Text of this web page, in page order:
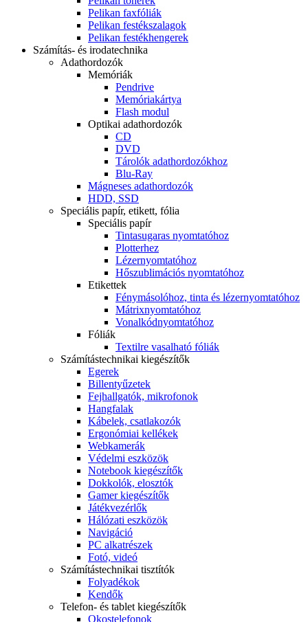
Pelikan faxfóliák
Pelikan festékszalagok
Pelikan festékhengerek
Számítás- és irodatechnika
Adathordozók
Memóriák
Pendrive
Memóriakártya
Flash modul
Optikai adathordozók
CD
DVD
Tárolók adathordozókhoz
Blu-Ray
Mágneses adathordozók
HDD, SSD
Speciális papír, etikett, fólia
Speciális papír
Tintasugaras nyomtatóhoz
Plotterhez
Lézernyomtatóhoz
Hőszublimációs nyomtatóhoz
Etikettek
Fénymásolóhoz, tinta és lézernyomtatóhoz
Mátrixnyomtatóhoz
Vonalkódnyomtatóhoz
Fóliák
Textilre vasalható fóliák
Számítástechnikai kiegészítők
Egerek
Billentyűzetek
Fejhallgatók, mikrofonok
Hangfalak
Kábelek, csatlakozók
Ergonómiai kellékek
Webkamerák
Védelmi eszközök
Notebook kiegészítők
Dokkolók, elosztók
Gamer kiegészítők
Játékvezérlők
Hálózati eszközök
Navigáció
PC alkatrészek
Fotó, videó
Számítástechnikai tisztítók
Folyadékok
Kendők
Telefon- és tablet kiegészítők
Okostelefonok